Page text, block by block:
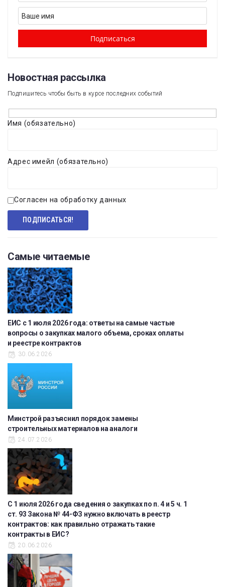
Новостная рассылка​
Подпишитесь чтобы быть в курсе последних событий
Имя (обязательно)
Адрес имейл (обязательно)
Согласен на обработку данных
Самые читаемые
ЕИС с 1 июля 2026 года: ответы на самые частые
вопросы о закупках малого объема, сроках оплаты
и реестре контрактов
30.06.2026
Минстрой разъяснил порядок замены
строительных материалов на аналоги
24.07.2026
С 1 июля 2026 года сведения о закупках по п. 4 и 5 ч. 1
ст. 93 Закона № 44-ФЗ нужно включать в реестр
контрактов: как правильно отражать такие
контракты в ЕИС?
20.06.2026